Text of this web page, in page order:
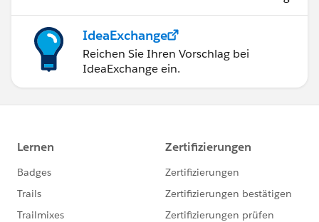
IdeaExchange
Reichen Sie Ihren Vorschlag bei
IdeaExchange ein.